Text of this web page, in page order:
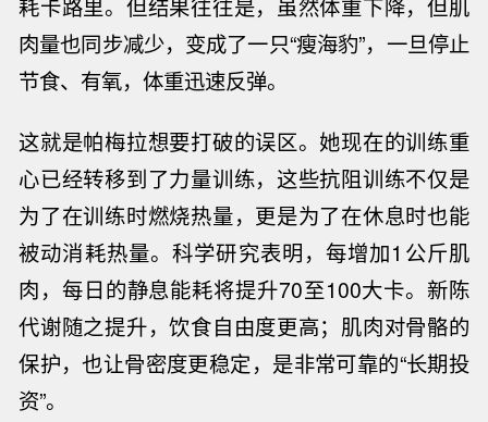
耗卡路里。但结果往往是，虽然体重下降，但肌
肉量也同步减少，变成了一只“瘦海豹”，一旦停止
节食、有氧，体重迅速反弹。
这就是帕梅拉想要打破的误区。她现在的训练重
心已经转移到了力量训练，这些抗阻训练不仅是
为了在训练时燃烧热量，更是为了在休息时也能
被动消耗热量。科学研究表明，每增加1 公斤肌
肉，每日的静息能耗将提升70至100大卡。新陈
代谢随之提升，饮食自由度更高；肌肉对骨骼的
保护，也让骨密度更稳定，是非常可靠的“长期投
资”。